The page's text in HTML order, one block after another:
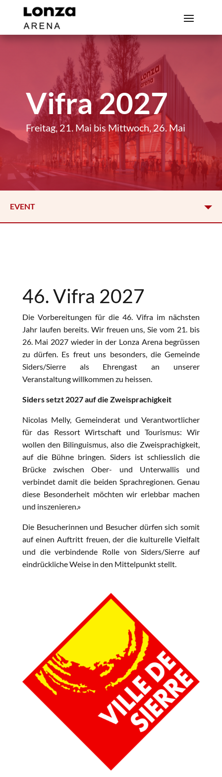
Vifra 2027
Freitag, 21. Mai bis Mittwoch, 26. Mai
EVENT
46. Vifra 2027
Die Vorbereitungen für die 46. Vifra im nächsten
Jahr laufen bereits. Wir freuen uns, Sie vom 21. bis
26. Mai 2027 wieder in der Lonza Arena begrüssen
zu dürfen. Es freut uns besonders, die Gemeinde
Siders/Sierre als Ehrengast an unserer
Veranstaltung willkommen zu heissen.
Siders setzt 2027 auf die Zweisprachigkeit
Nicolas Melly, Gemeinderat und Verantwortlicher
für das Ressort Wirtschaft und Tourismus: Wir
wollen den Bilinguismus, also die Zweisprachigkeit,
auf die Bühne bringen. Siders ist schliesslich die
Brücke zwischen Ober- und Unterwallis und
verbindet damit die beiden Sprachregionen. Genau
diese Besonderheit möchten wir erlebbar machen
und inszenieren.»
Die Besucherinnen und Besucher dürfen sich somit
auf einen Auftritt freuen, der die kulturelle Vielfalt
und die verbindende Rolle von Siders/Sierre auf
eindrückliche Weise in den Mittelpunkt stellt.